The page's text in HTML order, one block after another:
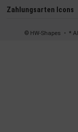
Zahlungsarten Icons
© HW-Shapes • *